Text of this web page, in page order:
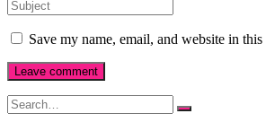
Save my name, email, and website in